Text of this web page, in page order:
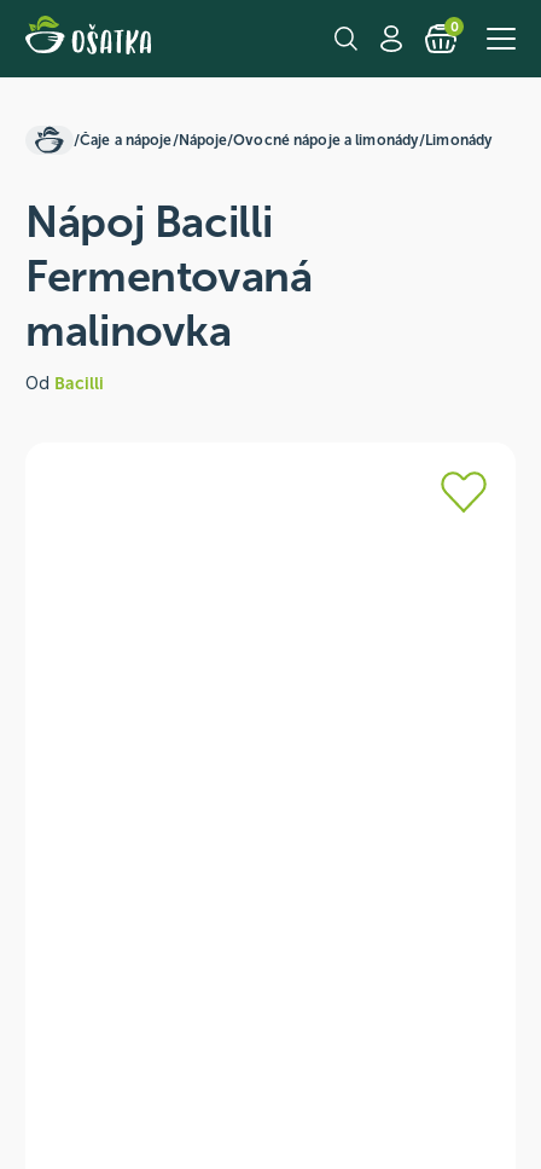
0
/Čaje a nápoje/Nápoje/Ovocné nápoje a limonády/Limonády
Nápoj Bacilli
Fermentovaná
malinovka
Od Bacilli